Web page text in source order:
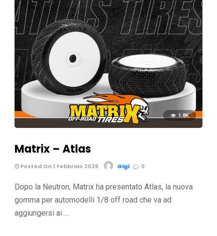
1.8K
Matrix – Atlas
Posted On 1 Febbraio 2026 Gigi 0
Dopo la Neutron, Matrix ha presentato Atlas, la nuova
gomma per automodelli 1/8 off road che va ad
aggiungersi ai …